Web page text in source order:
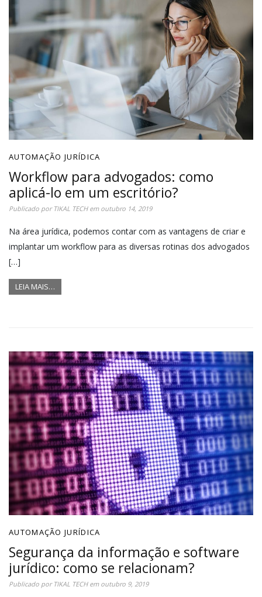
AUTOMAÇÃO JURÍDICA
Workflow para advogados: como
aplicá-lo em um escritório?
Publicado por TIKAL TECHem outubro 14, 2019
Na área jurídica, podemos contar com as vantagens de criar e
implantar um workflow para as diversas rotinas dos advogados
[…]
LEIA MAIS…
AUTOMAÇÃO JURÍDICA
Segurança da informação e software
jurídico: como se relacionam?
Publicado por TIKAL TECHem outubro 9, 2019